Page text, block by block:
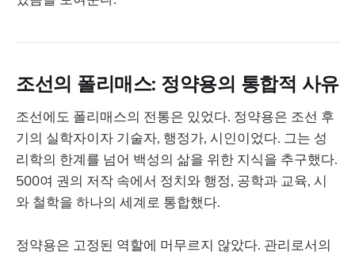
조선의 폴리매스: 정약용의 통합적 사유
조선에도 폴리매스의 전통은 있었다. 정약용은 조선 후
기의 실학자이자 기술자, 행정가, 시인이었다. 그는 성
리학의 한계를 넘어 백성의 삶을 위한 지식을 추구했다.
500여 권의 저작 속에서 정치와 행정, 공학과 교육, 시
와 철학을 하나의 세계로 통합했다.
정약용은 고정된 역할에 머무르지 않았다. 관리로서의